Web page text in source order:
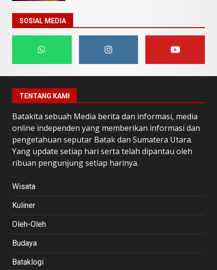
SOSIAL MEDIA
TENTANG KAMI
Batakita sebuah Media berita dan informasi, media
online independen yang memberikan informasi dan
pengetahuan seputar Batak dan Sumatera Utara.
Yang update setiap hari serta telah dipantau oleh
ribuan pengunjung setiap harinya.
Wisata
Kuliner
Oleh-Oleh
Budaya
Bataklogi